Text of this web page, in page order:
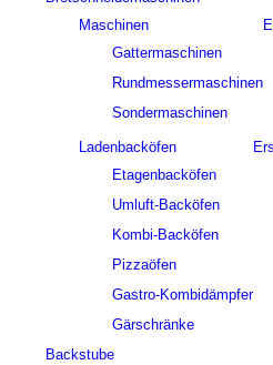
Maschinen
Gattermaschinen
Rundmessermaschinen
Sondermaschinen
Ladenbacköfen
Etagenbacköfen
Umluft-Backöfen
Kombi-Backöfen
Pizzaöfen
Gastro-Kombidämpfer
Gärschränke
Backstube